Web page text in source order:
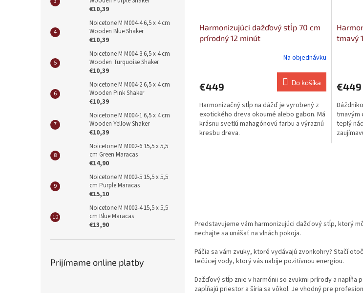
€10,39
Noicetone M M004-4 6,5 x 4 cm
Wooden Blue Shaker
€10,39
Noicetone M M004-3 6,5 x 4 cm
Wooden Turquoise Shaker
€10,39
Noicetone M M004-2 6,5 x 4 cm
Wooden Pink Shaker
€10,39
Noicetone M M004-1 6,5 x 4 cm
Wooden Yellow Shaker
€10,39
Noicetone M M002-6 15,5 x 5,5
cm Green Maracas
€14,90
Noicetone M M002-5 15,5 x 5,5
cm Purple Maracas
€15,10
Noicetone M M002-4 15,5 x 5,5
cm Blue Maracas
€13,90
Prijímame online platby
Harmonizujúci dažďový stĺp 70 cm
prírodný 12 minút
Na objednávku
€449 Do košíka
Harmonizačný stĺp na dážď je vyrobený z
exotického dreva okoumé alebo gabon. Má
krásnu svetlú mahagónovú farbu a výraznú
kresbu dreva.
tmavý
€449
tmavým
teplý
Predstavujeme vám harmonizujúci dažďový stĺp, ktorý
nechajte sa unášať na vlnách pokoja.
Páčia sa vám zvuky, ktoré vydávajú zvonkohry? Stačí
tečúcej vody, ktorý vás nabije pozitívnou energiou.
Dažďový stĺp znie v harmónii so zvukmi prírody a
zapĺňajú priestor a šíria sa vôkol. Je vhodný pre